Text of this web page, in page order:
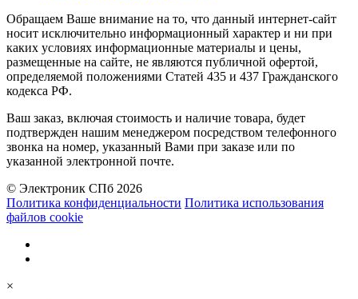
Обращаем Ваше внимание на то, что данный интернет-сайт
носит исключительно информационный характер и ни при
каких условиях информационные материалы и цены,
размещенные на сайте, не являются публичной офертой,
определяемой положениями Статей 435 и 437 Гражданского
кодекса РФ.
Ваш заказ, включая стоимость и наличие товара, будет
подтвержден нашим менеджером посредством телефонного
звонка на номер, указанный Вами при заказе или по
указанной электронной почте.
© Электроник СПб 2026
Политика конфиденциальности Политика использования
файлов cookie
×